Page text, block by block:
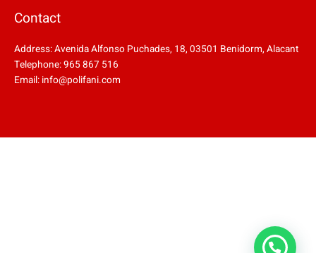
Contact
Address: Avenida Alfonso Puchades, 18, 03501 Benidorm, Alacant
Telephone: 965 867 516
Email: info@polifani.com